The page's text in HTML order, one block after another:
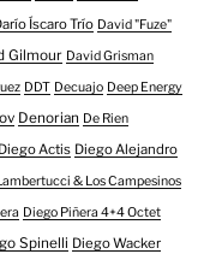
Íscaro Trío David "Fuze"
Gilmour David Grisman
DDT Decuajo Deep Energy
Denorian De Rien
Diego Actis Diego Alejandro
& Los Campesinos
Diego Piñera 4+4 Octet
Spinelli Diego Wacker